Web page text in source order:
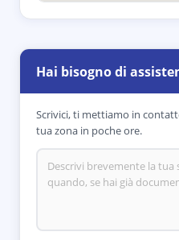
Hai bisogno di
Scrivici, ti mettiamo in
tua zona in poche ore.